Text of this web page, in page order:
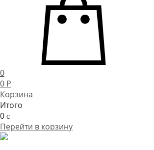
0
0 P
Корзина
Итого
0 c
Перейти в корзину